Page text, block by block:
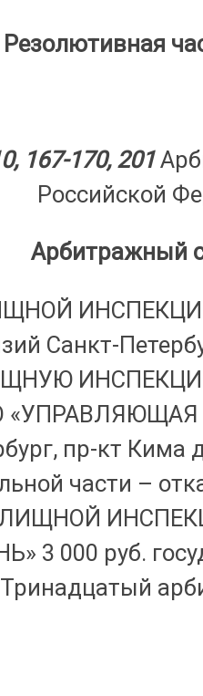
Резолютивная
2017
167-170, 201
Российской
Арбитражный
ИНСПЕКЦИИ
Санкт-
пр-кт Кима
части –
000 руб.